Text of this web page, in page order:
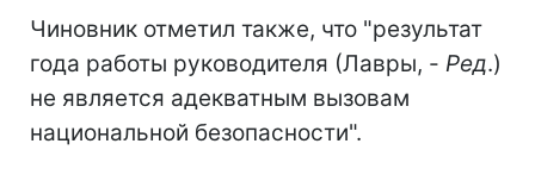
Чиновник отметил также, что "результат
года работы руководителя (Лавры, - Ред.)
не является адекватным вызовам
национальной безопасности".